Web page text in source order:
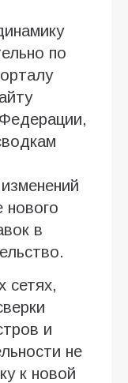
по
нового
в
сетях,
и
не
к новой